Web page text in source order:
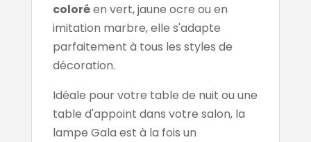
coloréen vert, jaune ocre ou en
imitation marbre, elle s'adapte
parfaitement à tous les styles de
décoration.
Idéale pour votre table de nuit ou une
table d'appoint dans votre salon, la
lampe Gala est à la fois un